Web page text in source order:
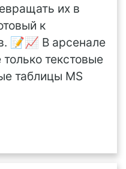
их в
к
📝📈 В арсенале
текстовые
таблицы MS